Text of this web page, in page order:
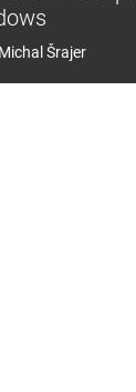
Michal Šrajer